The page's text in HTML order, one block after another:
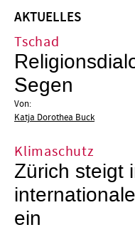
AKTUELLES
Tschad
Segen
Von:
Katja Dorothea Buck
Klimaschutz
Zürich steigt
ein